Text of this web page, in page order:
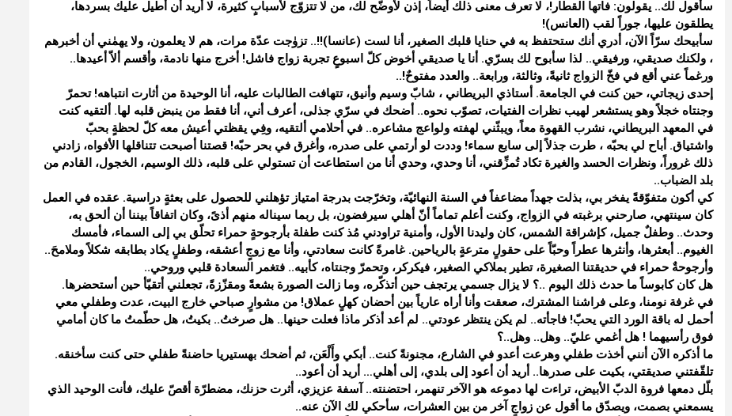
سأقول لك.. يقولون: فاتها القطار!، لا تعرف معنى ذلك أيضاً، إذن لأوضّح لك، من لا تتزوّج لأسبابٍ كثيرة، لا أريد أن أطيل عليك بسردها،
يطلقون عليها، جوراً لقب (العانس)!
سأبيحك سرّاً الآن، أدري أنك ستحتفظ به في حنايا قلبك الصغير، أنا لست (عانسا)!!.. تزوٰجت عدّة مرات، هم لا يعلمون، ولا يهمٰني أن أخبرهم
، ولكنك صديقي، ورفيقي.. لذا سأبوح لك بسرّي. أنا يا صديقي أخوض كلّ اسبوعٍ تجربة زواج فاشل! أخرج منها نادمة، وأقسم ألاّ أعيدها..
ورغماً عني أقع في فخّ الزواج ثانيةً، وثالثة، ورابعة.. والعدد مفتوحٌ!..
إحدى زيجاتي، حين كنت في الجامعة. أستاذي البريطاني ، شابّ وسيم وأنيق، تتهافت الطالبات عليه، أنا الوحيدة من أثارت انتباهه! تحمرّ
وجنتاه خجلاً وهو يستشعر لهيب نظرات الفتيات، تصوّب نحوه.. أضحك في سرّي جذلى، أعرف أني، أنا فقط من ينبض قلبه لها. ألتقيه كنت
في المعهد البريطاني، نشرب القهوة معاً، ويبثّني لهفته ولواعج مشاعره.. في أحلامي ألتقيه، وفِي يقظتي أعيش معه كلّ لحظةٍ بحبّ
واشتياق. أباح لي بحبّه ، طرت جذلاً إلى سابع سماء! وددت لو أرتمي على صدره، وأغرق في بحر حبّه! قصتنا أصبحت تتناقلها الأفواه، زادني
ذلك غروراً، ونظرات الحسد والغيرة تكاد تُمزِّقني، أنا وحدي، وحدي أنا من استطاعت أن تستولي على قلبه، ذلك الوسيم، الخجول، القادم من
بلد الضباب..
كي أكون متفوّقةً يفخر بي، بذلت جهداً مضاعفاً في السنة النهائيّة، وتخرّجت بدرجة امتياز تؤهلني للحصول على بعثةٍ دراسية. عقده في العمل
كان سينتهي، صارحني برغبته في الزواج، وكنت أعلم تماماً أنّ أهلي سيرفضون، بل ربما سيناله منهم أذىً، وكان اتفاقاً بيننا أن ألحق به،
وحدث.. وطفلٌ جميل، كإشراقة الشمس، كان وليدنا الأول، وأمنية تراودني مُذ كنت طفلة بأرجوحةٍ حمراء تحلّق بي إلى السماء، فأمسك
الغيوم.. أبعثرها، وأنثرها عطراً وحبّاً على حقولٍ مترعةٍ بالرياحين. غامرةً كانت سعادتي، وأنا مع زوجٍ أعشقه، وطفلٍ يكاد بطابقه شكلاً وملامحَ..
وأرجوحةٌ حمراء في حديقتنا الصغيرة، تطير بملاكي الصغير، فيكركر، وتحمرّ وجنتاه، كأبيه.. فتغمر السعادة قلبي وروحي..
هل كان كابوساً ما حدث ذلك اليوم ..؟ لا يزال جسمي يرتجف حين أتذكّره، وما زالت الصورة بشعةً ومقزّزةً، تجعلني أتقيّأ حين أستحضرها.
في غرفة نومنا، وعلى فراشنا المشترك، صعقت وأنا أراه عارياً بين أحضان كهلٍ عملاق! من مشوارٍ صباحي خارج البيت، عدت وطفلي معي
أحمل له باقة الورد التي يحبّ! فاجأته.. لم يكن ينتظر عودتي.. لم أعد أذكر ماذا فعلت حينها.. هل صرختُ.. بكيتُ، هل حطّمتُ ما كان أمامي
فوق رأسيهما ! هل أغمي عليّ.. وهل.. وهل..؟
ما أذكره الآن أنني أخذت طفلي وهرعت أعدو في الشارع، مجنونةً كنت.. أبكي وأَلْعَن، ثم أضحك بهستيريا حاضنةً طفلي حتى كنت سأخنقه.
تلقّفتني صديقتي، بكيت على صدرها.. أريد أن أعود إلى بلدي، إلى أهلي… أريد أن أعود..
بلّل دمعها فروة الدبّ الأبيض، تراءت لها دموعه هو الآخر تنهمر، احتضنته.. آسفة عزيزي، أثرت حزنك، مضطرّة أقصّ عليك، فأنت الوحيد الذي
يسمعني بصمت، ويصدّق ما أقول عن زواجٍ آخر من بين العشرات، سأحكي لك الآن عنه..